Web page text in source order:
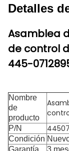
Detalles
Asamblea
de control
445-
Nombre
de
producto
P/N
Condición
Garantía
3